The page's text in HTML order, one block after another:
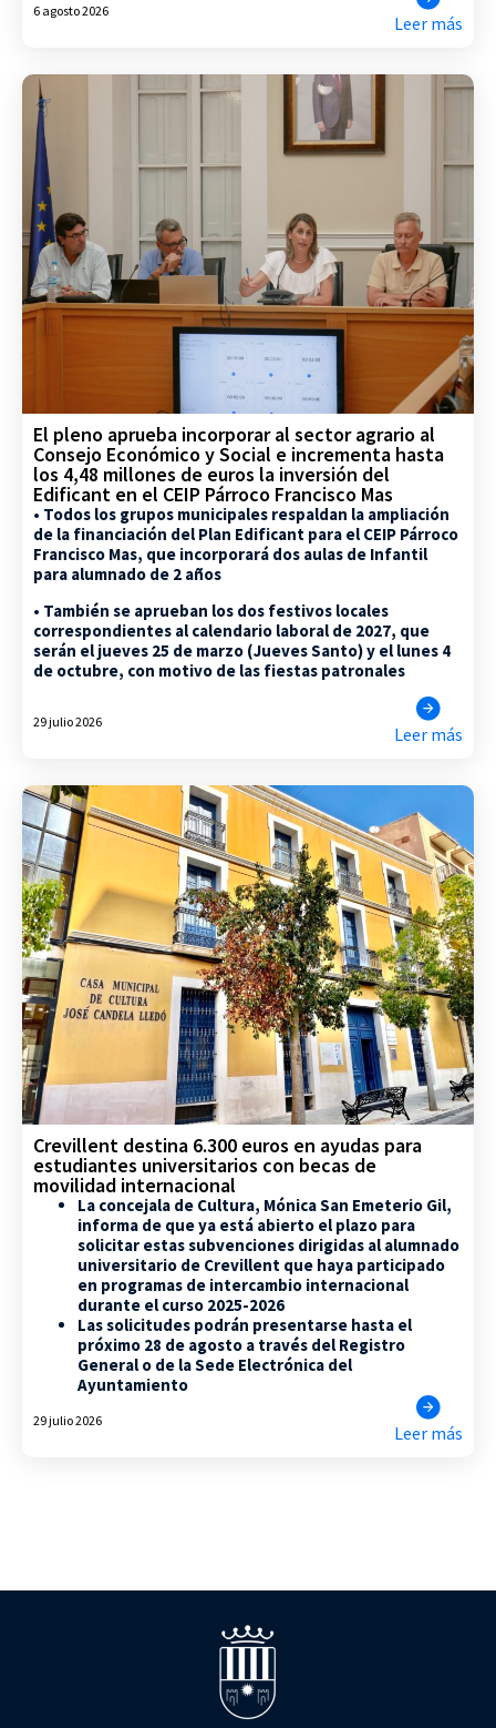
6 agosto 2026
Leer más
El pleno aprueba incorporar al sector agrario al
Consejo Económico y Social e incrementa hasta
los 4,48 millones de euros la inversión del
Edificant en el CEIP Párroco Francisco Mas
• Todos los grupos municipales respaldan la ampliación
de la financiación del Plan Edificant para el CEIP Párroco
Francisco Mas, que incorporará dos aulas de Infantil
para alumnado de 2 años
• También se aprueban los dos festivos locales
correspondientes al calendario laboral de 2027, que
serán el jueves 25 de marzo (Jueves Santo) y el lunes 4
de octubre, con motivo de las fiestas patronales
29 julio 2026
Leer más
Crevillent destina 6.300 euros en ayudas para
estudiantes universitarios con becas de
movilidad internacional
La concejala de Cultura, Mónica San Emeterio Gil,
informa de que ya está abierto el plazo para
solicitar estas subvenciones dirigidas al alumnado
universitario de Crevillent que haya participado
en programas de intercambio internacional
durante el curso 2025-2026
Las solicitudes podrán presentarse hasta el
próximo 28 de agosto a través del Registro
General o de la Sede Electrónica del
Ayuntamiento
29 julio 2026
Leer más